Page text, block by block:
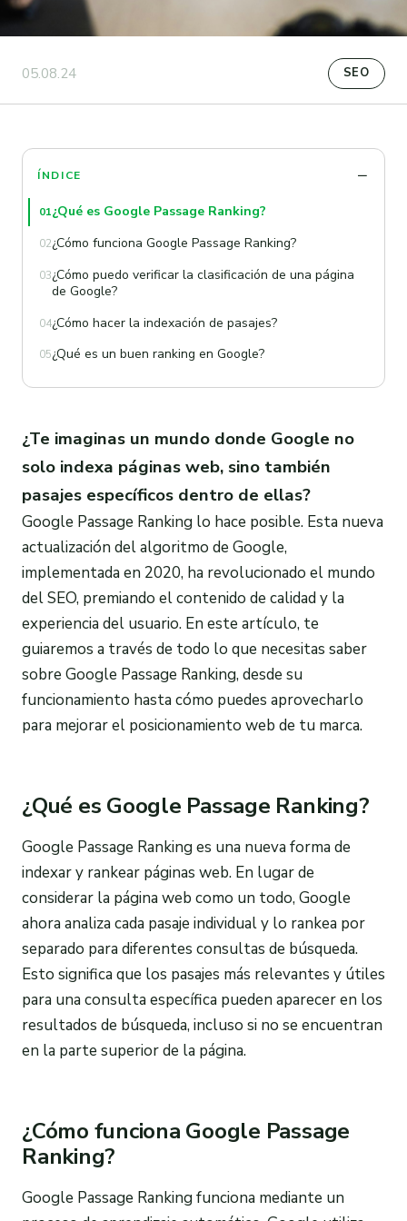
05.08.24 SEO
ÍNDICE
01¿Qué es Google Passage Ranking?
02¿Cómo funciona Google Passage Ranking?
03¿Cómo puedo verificar la clasificación de una página
de Google?
04¿Cómo hacer la indexación de pasajes?
05¿Qué es un buen ranking en Google?
¿Te imaginas un mundo donde Google no
solo indexa páginas web, sino también
pasajes específicos dentro de ellas?
Google Passage Ranking lo hace posible. Esta nueva
actualización del algoritmo de Google,
implementada en 2020, ha revolucionado el mundo
del SEO, premiando el contenido de calidad y la
experiencia del usuario. En este artículo, te
guiaremos a través de todo lo que necesitas saber
sobre Google Passage Ranking, desde su
funcionamiento hasta cómo puedes aprovecharlo
para mejorar el posicionamiento web de tu marca.
¿Qué es Google Passage Ranking?
Google Passage Ranking es una nueva forma de
indexar y rankear páginas web. En lugar de
considerar la página web como un todo, Google
ahora analiza cada pasaje individual y lo rankea por
separado para diferentes consultas de búsqueda.
Esto significa que los pasajes más relevantes y útiles
para una consulta específica pueden aparecer en los
resultados de búsqueda, incluso si no se encuentran
en la parte superior de la página.
¿Cómo funciona Google Passage
Ranking?
Google Passage Ranking funciona mediante un